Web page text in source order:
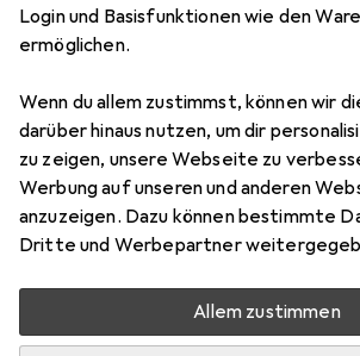
Login und Basisfunktionen wie den
ermöglichen.
Wenn du allem zustimmst, können wir
darüber hinaus nutzen, um dir
zu zeigen, unsere Webseite zu
Werbung auf unseren und anderen
anzuzeigen. Dazu können bestimmte
Dritte und Werbepartner
Allem zustimmen
MENGENRABATT
Walther Design New
20 x 20 cm
Preis in EUR inkl. MwSt.
EUR
7,29
Schneller lieferbar
Bewertungen